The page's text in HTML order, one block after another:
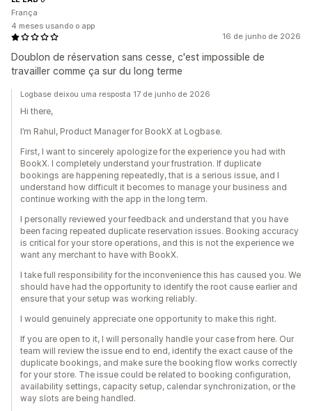
16 de junho de 2026
Doublon de réservation sans cesse, c'est impossible de
travailler comme ça sur du long terme
França
4 meses usando o app
Logbase deixou uma resposta 17 de junho de 2026
Hi there,
I’m Rahul, Product Manager for BookX at Logbase.
First, I want to sincerely apologize for the experience you had with
BookX. I completely understand your frustration. If duplicate
bookings are happening repeatedly, that is a serious issue, and I
understand how difficult it becomes to manage your business and
continue working with the app in the long term.
I personally reviewed your feedback and understand that you have
been facing repeated duplicate reservation issues. Booking accuracy
is critical for your store operations, and this is not the experience we
want any merchant to have with BookX.
I take full responsibility for the inconvenience this has caused you. We
should have had the opportunity to identify the root cause earlier and
ensure that your setup was working reliably.
I would genuinely appreciate one opportunity to make this right.
If you are open to it, I will personally handle your case from here. Our
team will review the issue end to end, identify the exact cause of the
duplicate bookings, and make sure the booking flow works correctly
for your store. The issue could be related to booking configuration,
availability settings, capacity setup, calendar synchronization, or the
way slots are being handled.